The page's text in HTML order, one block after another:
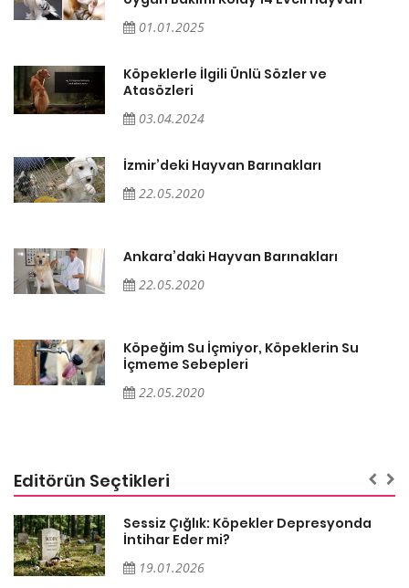
01.01.2025
Köpeklerle İlgili Ünlü Sözler ve
Atasözleri
03.04.2024
İzmir’deki Hayvan Barınakları
22.05.2020
Ankara’daki Hayvan Barınakları
22.05.2020
Köpeğim Su İçmiyor, Köpeklerin Su
İçmeme Sebepleri
22.05.2020
Editörün Seçtikleri
Sessiz Çığlık: Köpekler Depresyonda
İntihar Eder mi?
19.01.2026